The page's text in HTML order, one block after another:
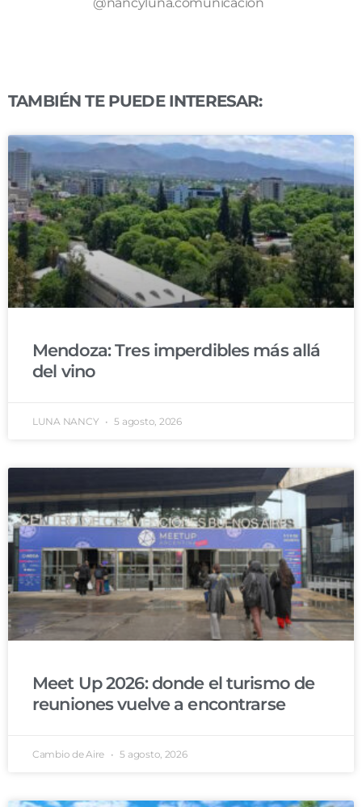
TAMBIÉN TE PUEDE INTERESAR:
Mendoza: Tres imperdibles más allá
del vino
LUNA NANCY 5 agosto, 2026
Meet Up 2026: donde el turismo de
reuniones vuelve a encontrarse
Cambio de Aire 5 agosto, 2026